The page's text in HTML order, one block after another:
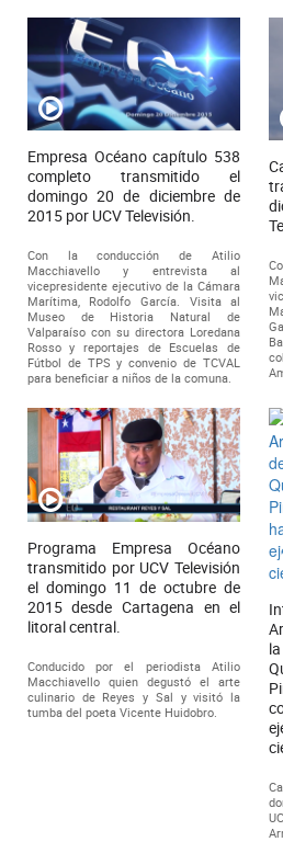
Empresa Océano capítulo 538
completo transmitido el
domingo 20 de diciembre de
2015 por UCV Televisión.
Con la conducción de Atilio
Macchiavello y entrevista al
vicepresidente ejecutivo de la Cámara
Marítima, Rodolfo García. Visita al
Museo de Historia Natural de
Valparaíso con su directora Loredana
Rosso y reportajes de Escuelas de
Fútbol de TPS y convenio de TCVAL
para beneficiar a niños de la comuna.
Programa Empresa Océano
transmitido por UCV Televisión
el domingo 11 de octubre de
2015 desde Cartagena en el
litoral central.
Conducido por el periodista Atilio
Macchiavello quien degustó el arte
culinario de Reyes y Sal y visitó la
tumba del poeta Vicente Huidobro.